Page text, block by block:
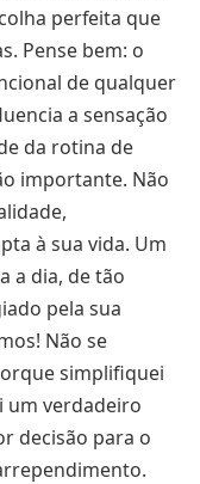
perfeita que
Pense bem: o
de qualquer
a sensação
da rotina de
importante. Não
à sua vida. Um
a dia, de tão
pela sua
Não se
simplifiquei
um verdadeiro
decisão para o